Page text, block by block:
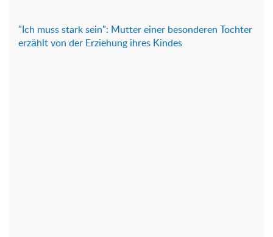
"Ich muss stark sein": Mutter einer besonderen Tochter
erzählt von der Erziehung ihres Kindes